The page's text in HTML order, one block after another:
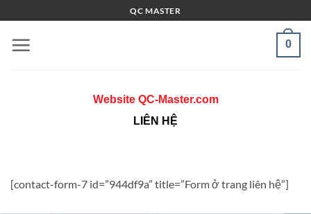
qua
nội
QC MASTER
0
Website QC-Master.com
LIÊN HỆ
[contact-form-7 id=”944df9a” title=”Form ở trang liên hệ”]